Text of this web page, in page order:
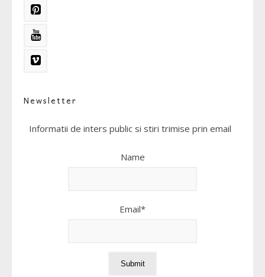
Newsletter
Informatii de inters public si stiri trimise prin email
Name
Email*